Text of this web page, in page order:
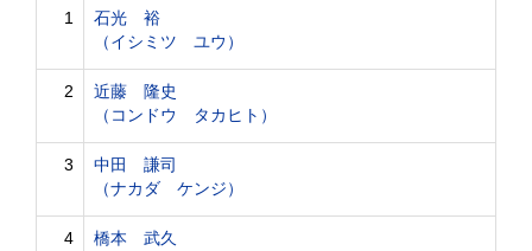
1
石光 裕
（イシミツ ユウ）
2
近藤 隆史
（コンドウ タカヒト）
3
中田 謙司
（ナカダ ケンジ）
4
橋本 武久